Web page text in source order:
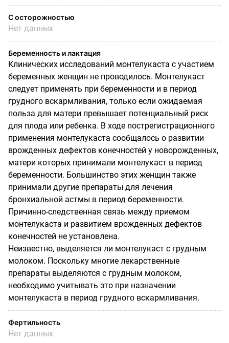
С осторожностью
Нет данных
Беременность и лактация
Клинических исследований монтелукаста с участием
беременных женщин не проводилось. Монтелукаст
следует применять при беременности и в период
грудного вскармливания, только если ожидаемая
польза для матери превышает потенциальный риск
для плода или ребенка. В ходе пострегистрационного
применения монтелукаста сообщалось о развитии
врожденных дефектов конечностей у новорожденных,
матери которых принимали монтелукаст в период
беременности. Большинство этих женщин также
принимали другие препараты для лечения
бронхиальной астмы в период беременности.
Причинно-следственная связь между приемом
монтелукаста и развитием врожденных дефектов
конечностей не установлена.
Неизвестно, выделяется ли монтелукаст с грудным
молоком. Поскольку многие лекарственные
препараты выделяются с грудным молоком,
необходимо учитывать это при назначении
монтелукаста в период грудного вскармливания.
Фертильность
Нет данных